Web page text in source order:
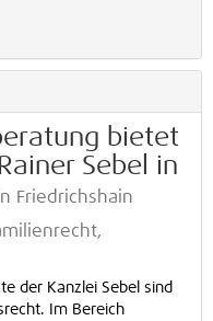
bietet
Sebel in
Friedrichshain
der Kanzlei Sebel sind
Im Bereich